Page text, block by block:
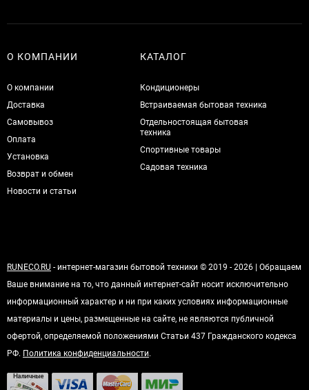
О КОМПАНИИ
О компании
Доставка
Самовывоз
Оплата
Установка
Возврат и обмен
Новости и статьи
КАТАЛОГ
Кондиционеры
Встраиваемая бытовая техника
Отдельностоящая бытовая
техника
Спортивные товары
Садовая техника
RUNECO.RU - интернет-магазин бытовой техники © 2019 - 2026 | Обращаем
Ваше внимание на то, что данный интернет-сайт носит исключительно
информационный характер и ни при каких условиях информационные
материалы и цены, размещенные на сайте, не являются публичной
офертой, определяемой положениями Статьи 437 Гражданского кодекса
РФ. Политика конфиденциальности.